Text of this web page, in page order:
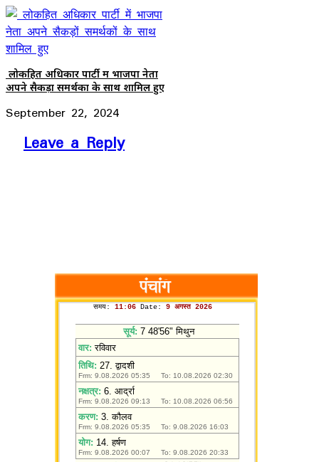
लोकहित अधिकार पार्टी में भाजपा नेता
अपने सैकड़ों समर्थकों के साथ शामिल हुए
September 22, 2024
Leave a Reply